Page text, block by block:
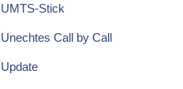
UMTS-Stick
Unechtes Call by Call
Update